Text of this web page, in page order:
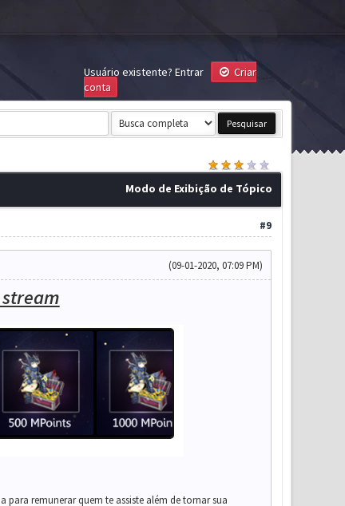
Usuário existente? Entrar
Criar
conta
Modo de Exibição de Tópico
#9
(09-01-2020, 07:09 PM)
remunerar quem te assiste além de tornar sua